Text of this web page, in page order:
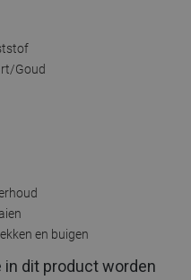
Goud
en buigen
dit product worden